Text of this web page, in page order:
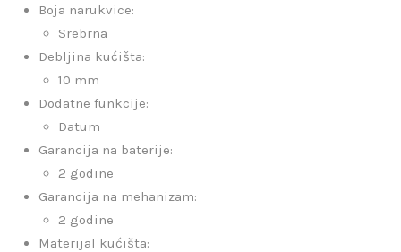
Boja narukvice:
Srebrna
Debljina kućišta:
10 mm
Dodatne funkcije:
Datum
Garancija na baterije:
2 godine
Garancija na mehanizam:
2 godine
Materijal kućišta: